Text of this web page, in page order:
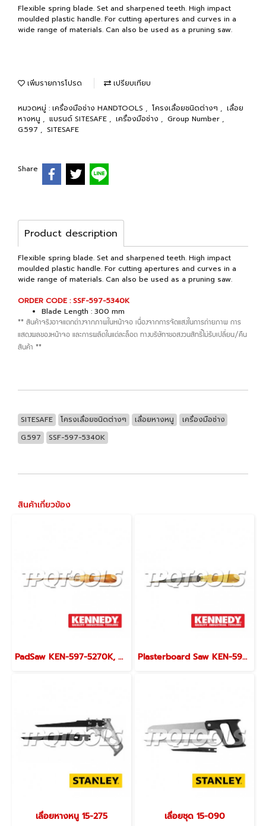
Flexible spring blade. Set and sharpened teeth. High impact
moulded plastic handle. For cutting apertures and curves in a
wide range of materials. Can also be used as a pruning saw.
เพิ่มรายการโปรด เปรียบเทียบ
หมวดหมู่ : เครื่องมือช่าง HANDTOOLS , โครงเลื่อยชนิดต่างๆ , เลื่อย
หางหนู , แบรนด์ SITESAFE , เครื่องมือช่าง , Group Number ,
G.597 , SITESAFE
Share
Product description
Flexible spring blade. Set and sharpened teeth. High impact
moulded plastic handle. For cutting apertures and curves in a
wide range of materials. Can also be used as a pruning saw.
ORDER CODE : SSF-597-5340K
Blade Length : 300 mm
** สินค้าจริงอาจแตกต่างจากภาพในหน้าจอ เนื่องจากการจัดแสงในการถ่ายภาพ การ
แสดงผลของหน้าจอ และการผลิตในแต่ละล็อต ทางบริษัทฯขอสงวนสิทธิ์ไม่รับเปลี่ยน/คืน
สินค้า **
SITESAFE โครงเลื่อยชนิดต่างๆ เลื่อยหางหนู
เครื่องมือช่าง
G.597
SSF-597-5340K
สินค้าเกี่ยวข้อง
PadSaw KEN-597-5270K, KEN-597-5280K Plasterboard Saw KEN-597-5660K
เลื่อยหางหนู 15-275 เลื่อยชุด 15-090